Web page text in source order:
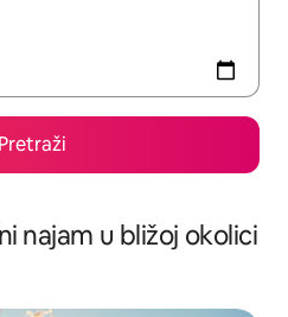
Pretraži
najam u bližoj okolici